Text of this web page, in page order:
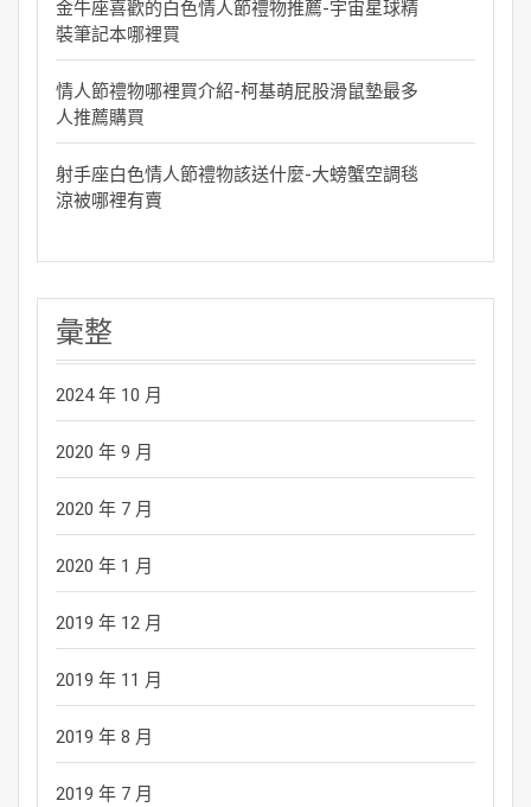
金牛座喜歡的白色情人節禮物推薦-宇宙星球精
裝筆記本哪裡買
情人節禮物哪裡買介紹-柯基萌屁股滑鼠墊最多
人推薦購買
射手座白色情人節禮物該送什麼-大螃蟹空調毯
涼被哪裡有賣
彙整
2024 年 10 月
2020 年 9 月
2020 年 7 月
2020 年 1 月
2019 年 12 月
2019 年 11 月
2019 年 8 月
2019 年 7 月